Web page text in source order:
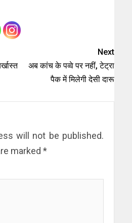
Next
अब कांच के पव्वे पर नहीं, टेट्रा
पैक में मिलेगी देसी दारू
will not be published.
marked *